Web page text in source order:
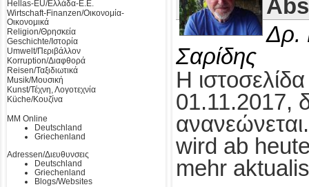
Hellas-EU/Ελλάδα-Ε.Ε.
Wirtschaft-Finanzen/Οικονομία-
Οικονομικά
Religion/Θρησκεία
Geschichte/Ιστορία
Umwelt/Περιβάλλον
Korruption/Διαφθορά
Reisen/Ταξιδιωτικά
Musik/Μουσική
Kunst/Τέχνη, Λογοτεχνία
Küche/Κουζίνα
MM Online
Deutschland
Griechenland
Adressen/Διευθυνσεις
Deutschland
Griechenland
Blogs/Websites
Δρ.
Σαρίδης
Η
01.11.2017,
wird ab
mehr